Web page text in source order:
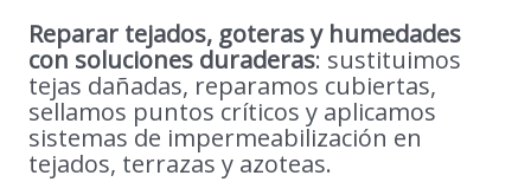
Reparar tejados, goteras y humedades
con soluciones duraderas: sustituimos
tejas dañadas, reparamos cubiertas,
sellamos puntos críticos y aplicamos
sistemas de impermeabilización en
tejados, terrazas y azoteas.